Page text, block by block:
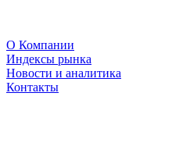
О Компании
Индексы рынка
Новости и аналитика
Контакты